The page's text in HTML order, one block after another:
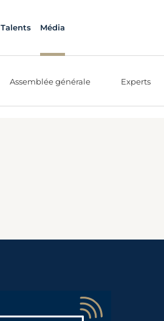
Talents Média
Assemblée générale Experts